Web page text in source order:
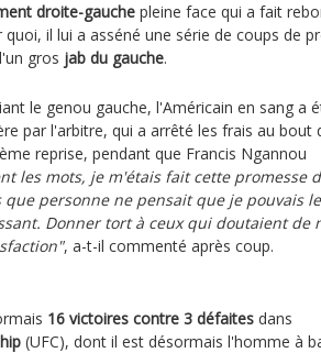
droite-gauche pleine face qui a fait
quoi, il lui a asséné une série de coups de
gros jab du gauche.
le genou gauche, l'Américain en sang a
par l'arbitre, qui a arrêté les frais au bout
reprise, pendant que Francis Ngannou
les mots, je m'étais fait cette promesse
personne ne pensait que je pouvais le
Donner tort à ceux qui doutaient de
, a-t-il commenté après coup.
16 victoires contre 3 défaites dans
(UFC), dont il est désormais l'homme à